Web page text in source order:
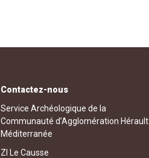
Contactez-nous
Service Archéologique de la
Communauté d’Agglomération Hérault
Méditerranée
ZI Le Causse